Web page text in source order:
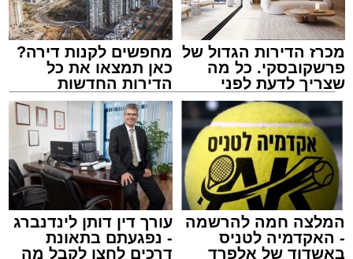
הכבישים פתוחים באשדוד
מערכת האתר / 13:52 10.08.26
מכרז הדירות הגדול של
פרשקובסקי. כל מה
שצריך לדעת לפני
שמגישים הצעה לדירה
באשדוד
מחפשים לקנות דירה?
כאן תמצאו את כל
הדירות החדשות
למכירה באשדוד >>>
המלצה חמה להרשמה
- האקדמיה לטניס
באשדוד של אלפרד
עורך דין דותן לינדנברג
- נפגעתם בתאונת
דרכים לחצו לקבל מה